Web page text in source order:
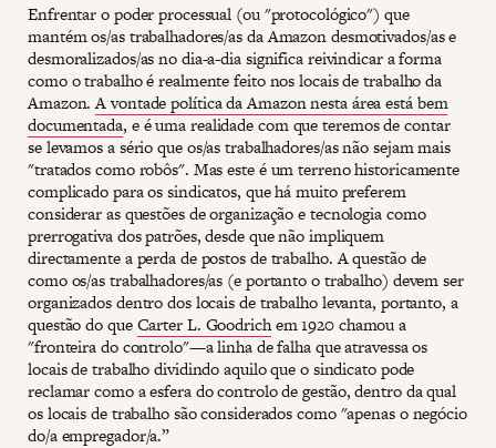
Enfrentar o poder processual (ou "protocológico") que
mantém os/as trabalhadores/as da Amazon desmotivados/as e
desmoralizados/as no dia-a-dia significa reivindicar a forma
como o trabalho é realmente feito nos locais de trabalho da
Amazon.A vontade política da Amazon nesta área está bem
documentada, e é uma realidade com que teremos de contar
se levamos a sério que os/as trabalhadores/as não sejam mais
"tratados como robôs". Mas este é um terreno historicamente
complicado para os sindicatos, que há muito preferem
considerar as questões de organização e tecnologia como
prerrogativa dos patrões, desde que não impliquem
directamente a perda de postos de trabalho. A questão de
como os/as trabalhadores/as (e portanto o trabalho) devem ser
organizados dentro dos locais de trabalho levanta, portanto, a
questão do queCarter L. Goodrichem 1920 chamou a
"fronteira do controlo"—a linha de falha que atravessa os
locais de trabalho dividindo aquilo que o sindicato pode
reclamar como a esfera do controlo de gestão, dentro da qual
os locais de trabalho são considerados como "apenas o negócio
do/a empregador/a.”